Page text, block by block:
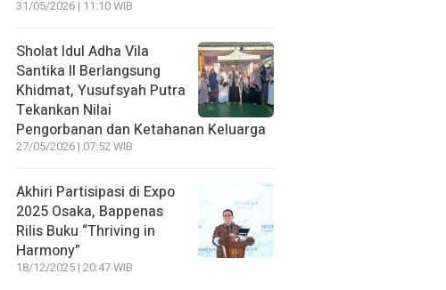
31/05/2026 | 11:10 WIB
Sholat Idul Adha Vila
Santika II Berlangsung
Khidmat, Yusufsyah Putra
Tekankan Nilai
Pengorbanan dan Ketahanan Keluarga
27/05/2026 | 07:52 WIB
Akhiri Partisipasi di Expo
2025 Osaka, Bappenas
Rilis Buku “Thriving in
Harmony”
18/12/2025 | 20:47 WIB